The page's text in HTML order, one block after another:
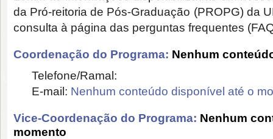
da Pró-reitoria de Pós-Graduação (PROPG) da
consulta à página das perguntas frequentes
Coordenação do Programa: Nenhum
Telefone/Ramal:
E-mail: Nenhum conteúdo disponível até o
Vice-Coordenação do Programa: Nenhum
momento